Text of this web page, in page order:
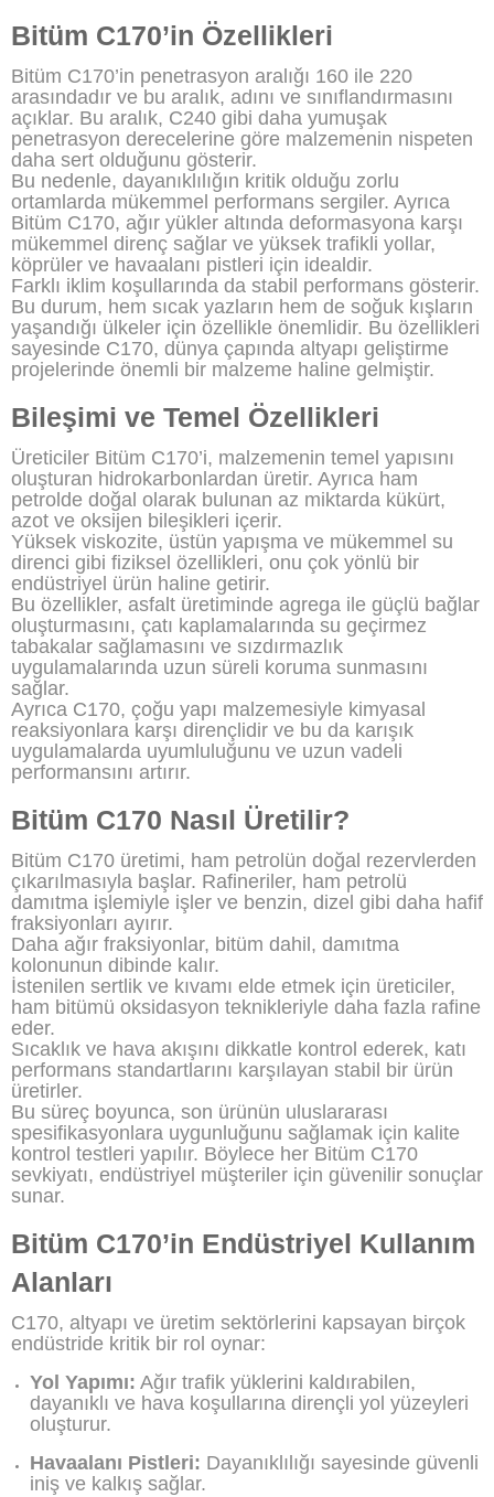
Bitüm C170’in Özellikleri
Bitüm C170’in penetrasyon aralığı 160 ile 220
arasındadır ve bu aralık, adını ve sınıflandırmasını
açıklar. Bu aralık, C240 gibi daha yumuşak
penetrasyon derecelerine göre malzemenin nispeten
daha sert olduğunu gösterir.
Bu nedenle, dayanıklılığın kritik olduğu zorlu
ortamlarda mükemmel performans sergiler. Ayrıca
Bitüm C170, ağır yükler altında deformasyona karşı
mükemmel direnç sağlar ve yüksek trafikli yollar,
köprüler ve havaalanı pistleri için idealdir.
Farklı iklim koşullarında da stabil performans gösterir.
Bu durum, hem sıcak yazların hem de soğuk kışların
yaşandığı ülkeler için özellikle önemlidir. Bu özellikleri
sayesinde C170, dünya çapında altyapı geliştirme
projelerinde önemli bir malzeme haline gelmiştir.
Bileşimi ve Temel Özellikleri
Üreticiler Bitüm C170’i, malzemenin temel yapısını
oluşturan hidrokarbonlardan üretir. Ayrıca ham
petrolde doğal olarak bulunan az miktarda kükürt,
azot ve oksijen bileşikleri içerir.
Yüksek viskozite, üstün yapışma ve mükemmel su
direnci gibi fiziksel özellikleri, onu çok yönlü bir
endüstriyel ürün haline getirir.
Bu özellikler, asfalt üretiminde agrega ile güçlü bağlar
oluşturmasını, çatı kaplamalarında su geçirmez
tabakalar sağlamasını ve sızdırmazlık
uygulamalarında uzun süreli koruma sunmasını
sağlar.
Ayrıca C170, çoğu yapı malzemesiyle kimyasal
reaksiyonlara karşı dirençlidir ve bu da karışık
uygulamalarda uyumluluğunu ve uzun vadeli
performansını artırır.
Bitüm C170 Nasıl Üretilir?
Bitüm C170 üretimi, ham petrolün doğal rezervlerden
çıkarılmasıyla başlar. Rafineriler, ham petrolü
damıtma işlemiyle işler ve benzin, dizel gibi daha hafif
fraksiyonları ayırır.
Daha ağır fraksiyonlar, bitüm dahil, damıtma
kolonunun dibinde kalır.
İstenilen sertlik ve kıvamı elde etmek için üreticiler,
ham bitümü oksidasyon teknikleriyle daha fazla rafine
eder.
Sıcaklık ve hava akışını dikkatle kontrol ederek, katı
performans standartlarını karşılayan stabil bir ürün
üretirler.
Bu süreç boyunca, son ürünün uluslararası
spesifikasyonlara uygunluğunu sağlamak için kalite
kontrol testleri yapılır. Böylece her Bitüm C170
sevkiyatı, endüstriyel müşteriler için güvenilir sonuçlar
sunar.
Bitüm C170’in Endüstriyel Kullanım
Alanları
C170, altyapı ve üretim sektörlerini kapsayan birçok
endüstride kritik bir rol oynar:
Yol Yapımı: Ağır trafik yüklerini kaldırabilen,
dayanıklı ve hava koşullarına dirençli yol yüzeyleri
oluşturur.
Havaalanı Pistleri: Dayanıklılığı sayesinde güvenli
iniş ve kalkış sağlar.